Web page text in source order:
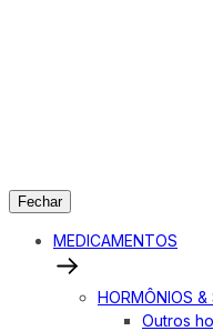
Fechar
MEDICAMENTOS
HORMÔNIOS &
Outros